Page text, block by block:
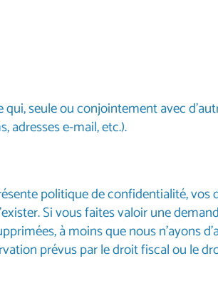
seule ou conjointement avec
adresses e-mail, etc.).
politique de confidentialité,
Si vous faites valoir une
à moins que nous n’ayons
prévus par le droit fiscal ou le